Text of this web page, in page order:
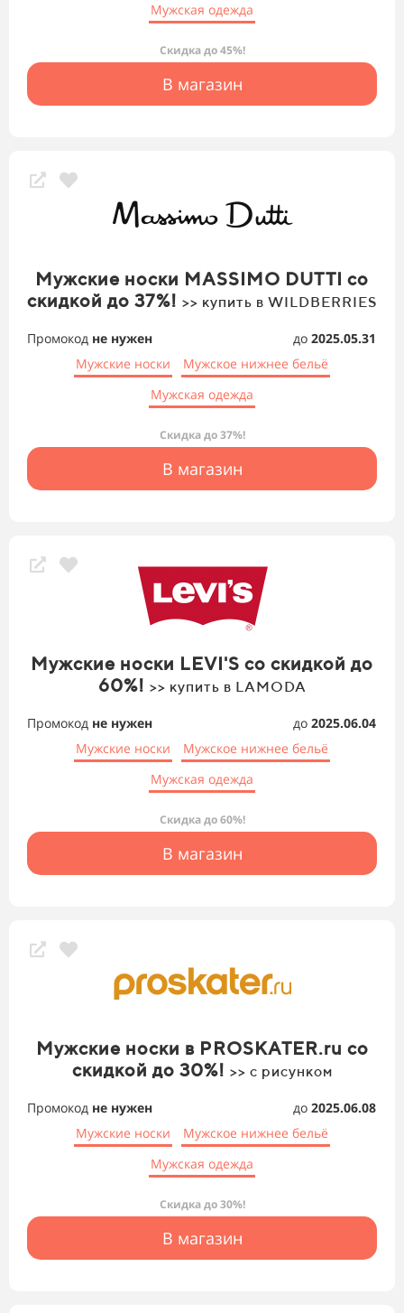
Мужская одежда
Скидка до 45%!
В магазин
Мужские носки MASSIMO DUTTI со
скидкой до 37%! >> купить в WILDBERRIES
Промокод не нужен до 2025.05.31
Мужские носки
Мужское нижнее бельё
Мужская одежда
Скидка до 37%!
В магазин
Мужские носки LEVI'S со скидкой до
60%! >> купить в LAMODA
Промокод не нужен до 2025.06.04
Мужские носки
Мужское нижнее бельё
Мужская одежда
Скидка до 60%!
В магазин
Мужские носки в PROSKATER.ru со
скидкой до 30%! >> с рисунком
Промокод не нужен до 2025.06.08
Мужские носки
Мужское нижнее бельё
Мужская одежда
Скидка до 30%!
В магазин